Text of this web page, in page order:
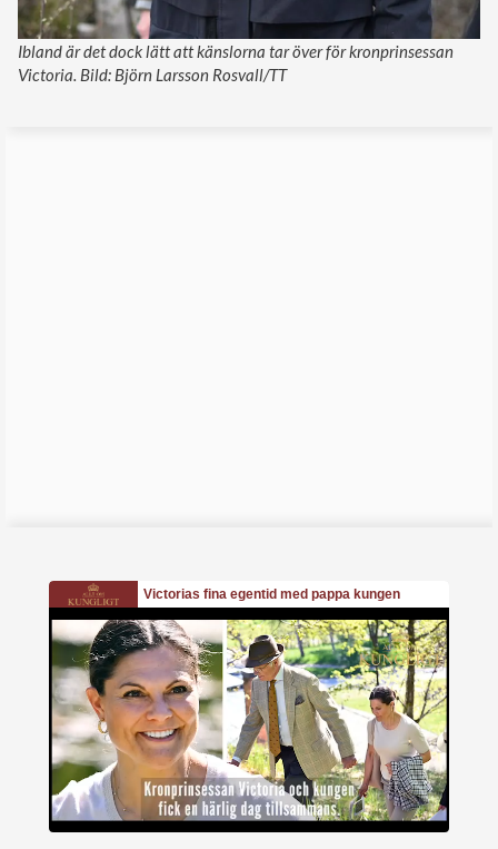
Ibland är det dock lätt att känslorna tar över för kronprinsessan
Victoria. Bild: Björn Larsson Rosvall/TT